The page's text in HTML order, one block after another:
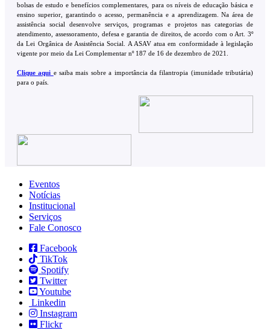
bolsas de estudo e benefícios complementares, para os níveis de educação básica e
ensino superior, garantindo o acesso, permanência e a aprendizagem. Na área de
assistência social desenvolve serviços, programas e projetos nas categorias de
atendimento, assessoramento, defesa e garantia de direitos, de acordo com o Art. 3º
da Lei Orgânica de Assistência Social. A ASAV atua em conformidade à legislação
vigente por meio da Lei Complementar nº 187 de 16 de dezembro de 2021.
Clique aqui e saiba mais sobre a importância da filantropia (imunidade tributária)
para o país.
Eventos
Notícias
Institucional
Serviços
Fale Conosco
Facebook
TikTok
Spotify
Twitter
Youtube
Linkedin
Instagram
Flickr